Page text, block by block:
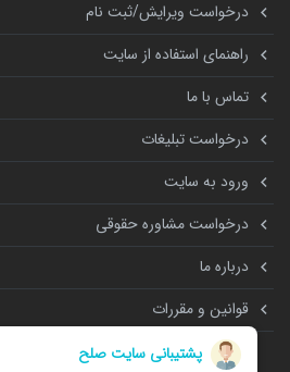
درخواست ویرایش/ثبت نام
راهنمای استفاده از سایت
تماس با ما
درخواست تبلیغات
ورود به سایت
درخواست مشاوره حقوقی
درباره ما
قوانین و مقررات